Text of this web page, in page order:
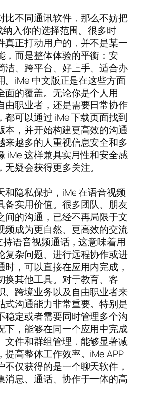
比不同通讯软件，那么不妨把
纳入你的选择范围。很多时
真正打动用户的，并不是某一
，而是整体体验的平衡：安
洁、跨平台、好上手、适合办
。iMe 中文版正是在这些方面
面的覆盖。无论你是个人用
由职业者，还是需要日常协作
都可以通过 iMe 下载页面找到
本，并开始构建更高效的沟通
来越多的人重视信息安全和多
iMe 这样兼具实用性和安全感
无疑会获得更多关注。
和隐私保护，iMe 在语音视频
备实用价值。很多团队、朋友
间的沟通，已经不再局限于文
频成为更自然、更高效的交流
持语音视频通话，这意味着用
复杂问题、进行远程协作或进
时，可以直接在应用内完成，
换其他工具。对于教育、客
、跨境业务以及自由职业者来
式沟通能力非常重要。特别是
稳定或者需要同时管理多个沟
下，能够在同一个应用中完成
文件和群组管理，能够显著减
提高整体工作效率。iMe APP
不仅获得的是一个聊天软件，
消息、通话、协作于一体的高